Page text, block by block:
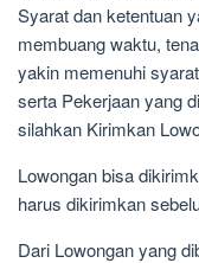
Syarat dan ketentuan
membuang waktu,
yakin memenuhi
serta Pekerjaan yang
silahkan Kirimkan
Lowongan bisa
harus dikirimkan
Dari Lowongan yang